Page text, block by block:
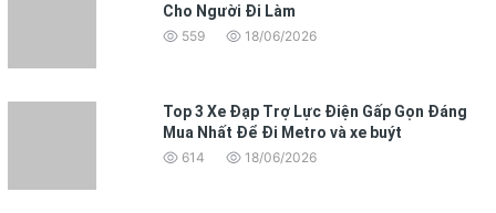
Cho Người Đi Làm
559 18/06/2026
Top 3 Xe Đạp Trợ Lực Điện Gấp Gọn Đáng
Mua Nhất Để Đi Metro và xe buýt
614 18/06/2026